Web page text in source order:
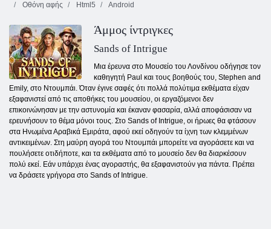
Οθόνη αφής
Html5 Android
Άμμος ίντριγκες
Sands of Intrigue
Μια έρευνα στο Μουσείο του Λονδίνου οδήγησε τον
καθηγητή Paul και τους βοηθούς του, Stephen and
Emily, στο Ντουμπάι. Όταν έγινε σαφές ότι πολλά πολύτιμα εκθέματα είχαν
εξαφανιστεί από τις αποθήκες του μουσείου, οι εργαζόμενοι δεν
επικοινώνησαν με την αστυνομία και έκαναν φασαρία, αλλά αποφάσισαν να
ερευνήσουν το θέμα μόνοι τους. Στο Sands of Intrigue, οι ήρωες θα φτάσουν
στα Ηνωμένα Αραβικά Εμιράτα, αφού εκεί οδηγούν τα ίχνη των κλεμμένων
αντικειμένων. Στη μαύρη αγορά του Ντουμπάι μπορείτε να αγοράσετε και να
πουλήσετε οτιδήποτε, και τα εκθέματα από το μουσείο δεν θα διαρκέσουν
πολύ εκεί. Εάν υπάρχει ένας αγοραστής, θα εξαφανιστούν για πάντα. Πρέπει
να δράσετε γρήγορα στο Sands of Intrigue.